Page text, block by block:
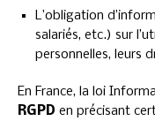
L’obligation
salariés, etc.) sur
personnelles, leurs
En France, la loi
RGPD en précisant